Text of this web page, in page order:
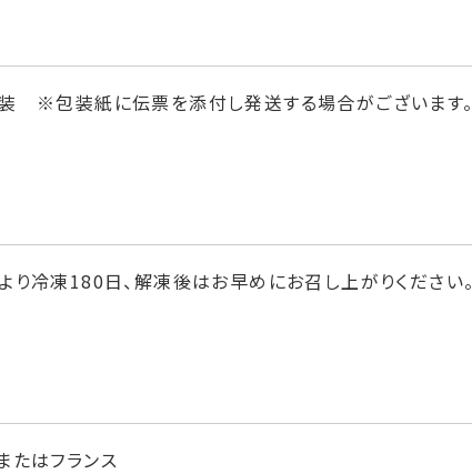
※包装紙に伝票を添付し発送する場合がございます。
り冷凍180日、解凍後はお早めにお召し上がりください。
たはフランス